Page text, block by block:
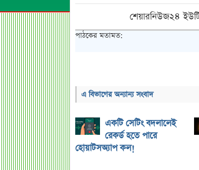
শেয়ারনিউজ২৪
পাঠকের মতামত:
এ বিভাগের অন্যান্য সংবাদ
একটি সেটিং বদলালেই
রেকর্ড হতে পারে
হোয়াটসঅ্যাপ কল!